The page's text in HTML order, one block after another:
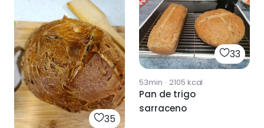
35
33
53min · 2105 kcal
Pan de trigo
sarraceno